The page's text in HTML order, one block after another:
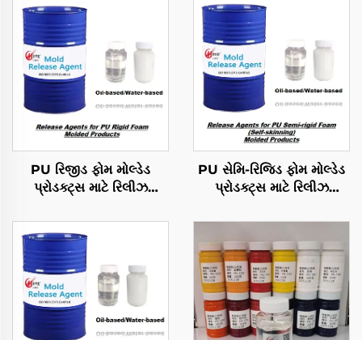
PU રિજીડ ફોમ મોલ્ડેડ
પ્રોડક્ટ્સ માટે રિલીઝ
PU સેમિ-રિજિડ ફોમ મોલ્ડેડ
પ્રોડક્ટ્સ માટે રિલીઝ